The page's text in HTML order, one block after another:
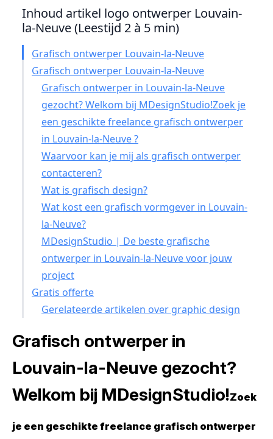
Inhoud artikel logo ontwerper Louvain-
la-Neuve (Leestijd 2 à 5 min)
Grafisch ontwerper Louvain-la-Neuve
Grafisch ontwerper Louvain-la-Neuve
Grafisch ontwerper in Louvain-la-Neuve
gezocht? Welkom bij MDesignStudio!Zoek je
een geschikte freelance grafisch ontwerper
in Louvain-la-Neuve ?
Waarvoor kan je mij als grafisch ontwerper
contacteren?
Wat is grafisch design?
Wat kost een grafisch vormgever in Louvain-
la-Neuve?
MDesignStudio | De beste grafische
ontwerper in Louvain-la-Neuve voor jouw
project
Gratis offerte
Gerelateerde artikelen over graphic design
Grafisch ontwerper in
Louvain-la-Neuve gezocht?
Welkom bij MDesignStudio!Zoek
je een geschikte freelance grafisch ontwerper